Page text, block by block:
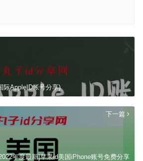
际AppleID帐号分享)
下一篇
年度最新]苹果id美国iPhone账号免费分享